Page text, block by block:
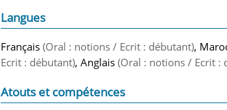
Langues
Français (Oral : notions / Ecrit : débutant),
Ecrit : débutant), Anglais (Oral : notions / Ecrit :
Atouts et compétences